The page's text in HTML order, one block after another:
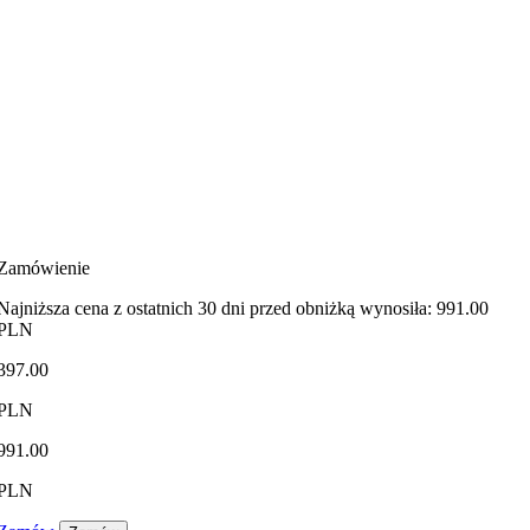
cena z ostatnich 30 dni przed obniżką wynosiła: 991.00